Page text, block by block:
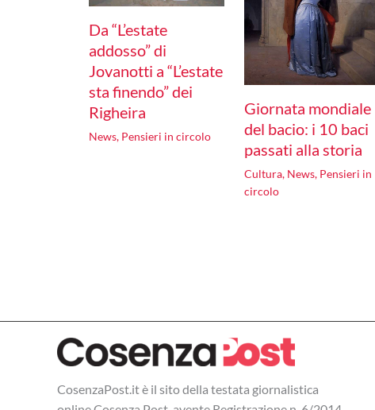
Da “L’estate
addosso” di
Jovanotti a “L’estate
sta finendo” dei
Righeira
News, Pensieri in circolo
Giornata mondiale
del bacio: i 10 baci
passati alla storia
Cultura, News, Pensieri in
circolo
CosenzaPost.it è il sito della testata giornalistica